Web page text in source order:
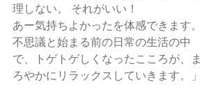
理しない。 それがいい！
あー気持ちよかったを体感できます。
不思議と始まる前の日常の生活の中
で、トゲトゲしくなったこころが、ま
ろやかにリラックスしていきます。」